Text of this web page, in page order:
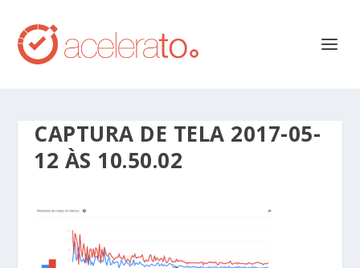
CAPTURA DE TELA 2017-05-
12 ÀS 10.50.02